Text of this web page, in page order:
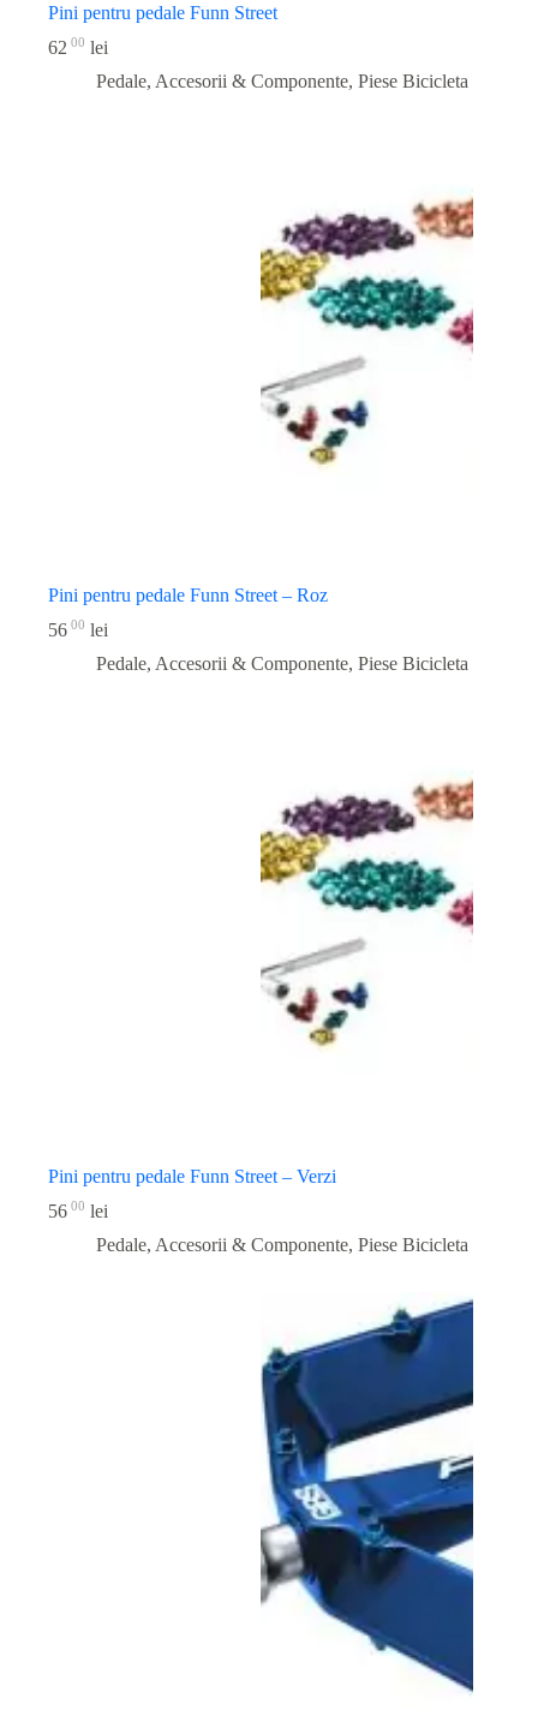
Pini pentru pedale Funn Street
62 00 lei
Pedale, Accesorii & Componente, Piese Bicicleta
Pini pentru pedale Funn Street – Roz
56 00 lei
Pedale, Accesorii & Componente, Piese Bicicleta
Pini pentru pedale Funn Street – Verzi
56 00 lei
Pedale, Accesorii & Componente, Piese Bicicleta